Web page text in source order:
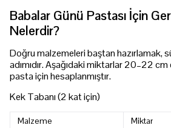
Babalar Günü Pastası İçin
Nelerdir?
Doğru malzemeleri baştan hazırlamak,
adımıdır. Aşağıdaki miktarlar 20–22
pasta için hesaplanmıştır.
Kek Tabanı (2 kat için)
Malzeme
Miktar